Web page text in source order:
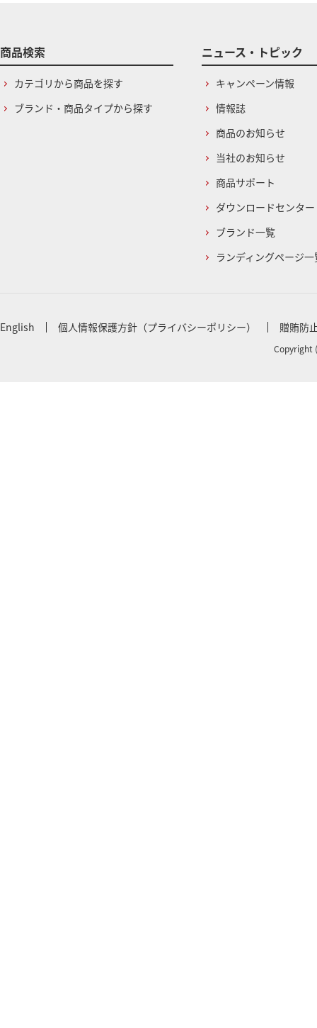
商品検索
カテゴリから商品を探す
ブランド・商品タイプから探す
ニュース・トピック
キャンペーン情報
情報誌
商品のお知らせ
当社のお知らせ
商品サポート
ダウンロードセンター
ブランド一覧
ランディングページ一
English 個人情報保護方針（プライバシーポリシー） 贈賄防
Copyright